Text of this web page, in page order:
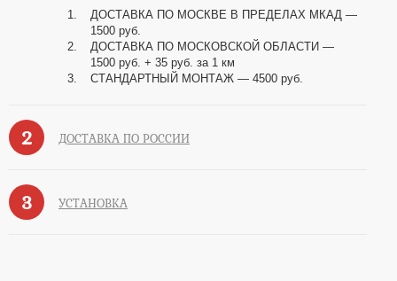
ДОСТАВКА ПО МОСКВЕ В ПРЕДЕЛАХ МКАД —
1500 руб.
ДОСТАВКА ПО МОСКОВСКОЙ ОБЛАСТИ —
1500 руб. + 35 руб. за 1 км
СТАНДАРТНЫЙ МОНТАЖ — 4500 руб.
2 ДОСТАВКА ПО РОССИИ
3 УСТАНОВКА